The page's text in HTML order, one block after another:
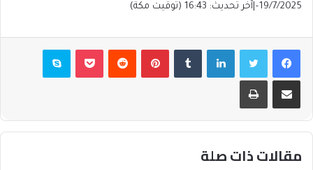
19/7/2025
– آخر تحديث: 16:43 (توقيت مكة)
فيسبوكتويتر لينكدإن بينتيريست بوكيت سكايب
مشاركة عبر البريد طباعة
مقالات ذات صلة